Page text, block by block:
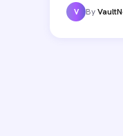
входит в
V By